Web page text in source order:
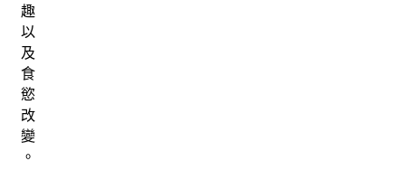
趣
以
及
食
慾
改
變
。